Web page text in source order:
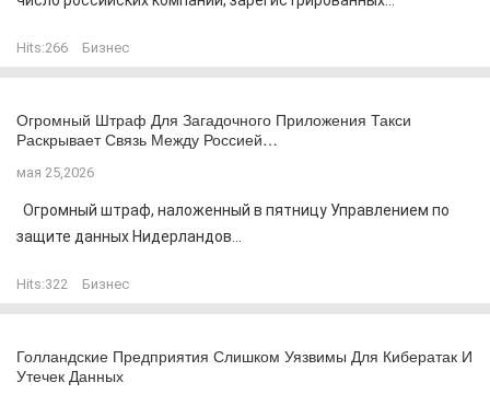
Hits:266 Бизнес
Огромный Штраф Для Загадочного Приложения Такси
Раскрывает Связь Между Россией…
мая 25,2026
Огромный штраф, наложенный в пятницу Управлением по
защите данных Нидерландов...
Hits:322 Бизнес
Голландские Предприятия Слишком Уязвимы Для Кибератак И
Утечек Данных